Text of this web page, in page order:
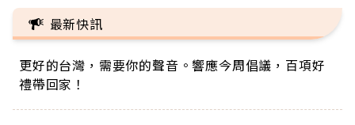
最新快訊
更好的台灣，需要你的聲音。響應今周倡議，百項好
禮帶回家！